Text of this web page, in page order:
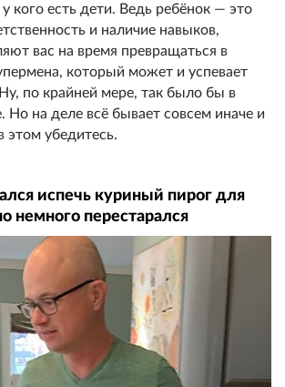
кого есть дети. Ведь ребёнок — это
и наличие навыков,
вас на время превращаться в
который может и успевает
по крайней мере, так было бы в
Но на деле всё бывает совсем иначе и
этом убедитесь.
испечь куриный пирог для
немного перестарался